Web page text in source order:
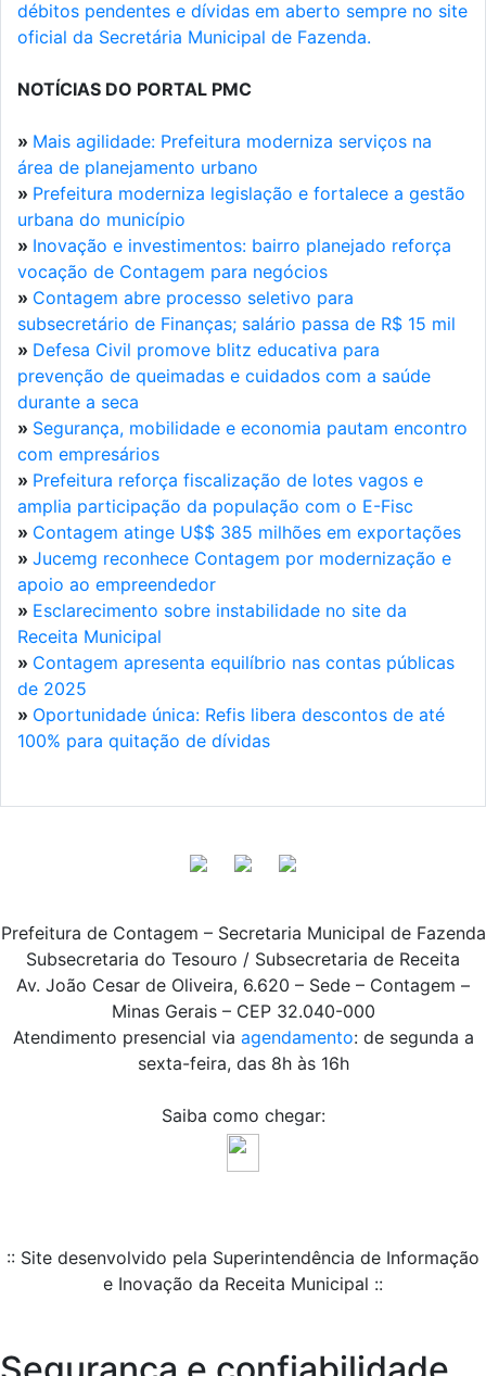
débitos pendentes e dívidas em aberto sempre no site
oficial da Secretária Municipal de Fazenda.
NOTÍCIAS DO PORTAL PMC
» Mais agilidade: Prefeitura moderniza serviços na
área de planejamento urbano
» Prefeitura moderniza legislação e fortalece a gestão
urbana do município
» Inovação e investimentos: bairro planejado reforça
vocação de Contagem para negócios
» Contagem abre processo seletivo para
subsecretário de Finanças; salário passa de R$ 15 mil
» Defesa Civil promove blitz educativa para
prevenção de queimadas e cuidados com a saúde
durante a seca
» Segurança, mobilidade e economia pautam encontro
com empresários
» Prefeitura reforça fiscalização de lotes vagos e
amplia participação da população com o E-Fisc
» Contagem atinge U$$ 385 milhões em exportações
» Jucemg reconhece Contagem por modernização e
apoio ao empreendedor
» Esclarecimento sobre instabilidade no site da
Receita Municipal
» Contagem apresenta equilíbrio nas contas públicas
de 2025
» Oportunidade única: Refis libera descontos de até
100% para quitação de dívidas
Prefeitura de Contagem – Secretaria Municipal de Fazenda
Subsecretaria do Tesouro / Subsecretaria de Receita
Av. João Cesar de Oliveira, 6.620 – Sede – Contagem –
Minas Gerais – CEP 32.040-000
Atendimento presencial via agendamento: de segunda a
sexta-feira, das 8h às 16h
Saiba como chegar:
:: Site desenvolvido pela Superintendência de Informação
e Inovação da Receita Municipal ::